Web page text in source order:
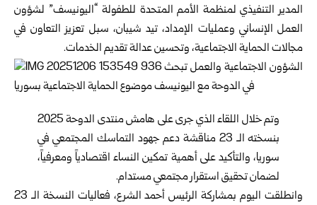
المدير التنفيذي لمنظمة الأمم المتحدة للطفولة “اليونيسف” لشؤون
العمل الإنساني وعمليات الإمداد، تيد شيبان، سبل تعزيز التعاون في
مجالات الحماية الاجتماعية، وتحسين عدالة تقديم الخدمات.
وتم خلال اللقاء الذي جرى على هامش منتدى الدوحة 2025
بنسخته الـ 23 مناقشة دعم جهود التماسك المجتمعي في
سوريا، والتأكيد على أهمية تمكين النساء اقتصادياً ومعرفياً،
لضمان تحقيق استقرار مجتمعي مستدام.
وانطلقت اليوم بمشاركة الرئيس أحمد الشرع، فعاليات النسخة الـ 23